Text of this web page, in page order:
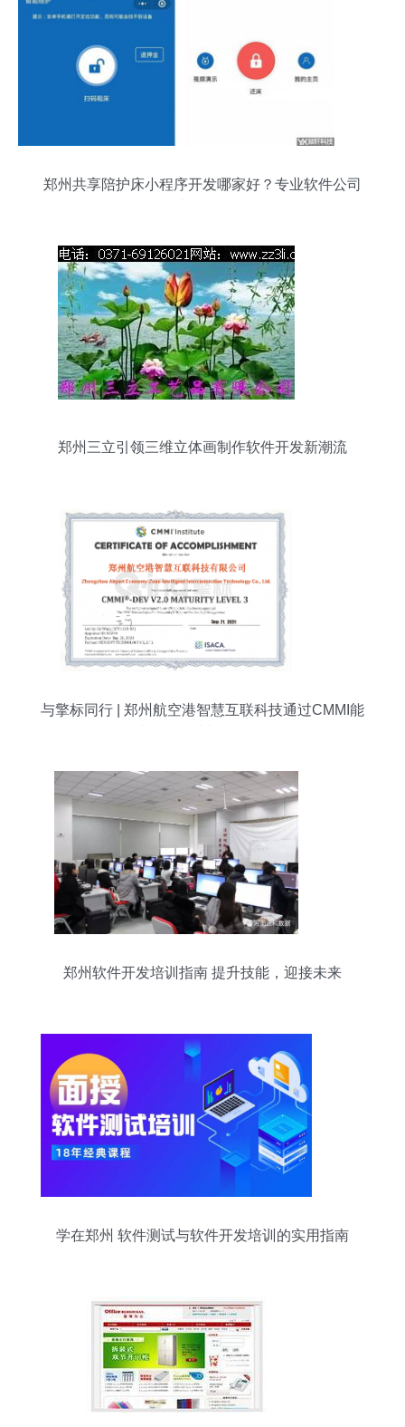
郑州共享陪护床小程序开发哪家好？专业软件公司
郑州三立引领三维立体画制作软件开发新潮流
与擎标同行 | 郑州航空港智慧互联科技通过CMMI能
郑州软件开发培训指南 提升技能，迎接未来
学在郑州 软件测试与软件开发培训的实用指南